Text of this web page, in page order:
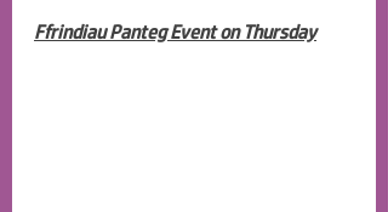
Ffrindiau Panteg Event on Thursday